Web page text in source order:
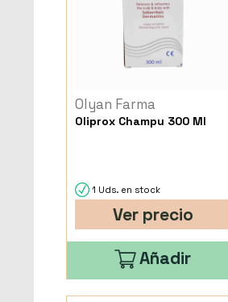
Olyan Farma
Oliprox Champu 300 Ml
1 Uds. en stock
Ver precio
Añadir